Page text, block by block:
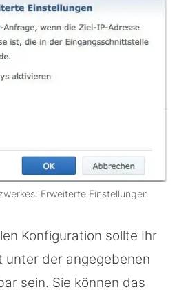
Erweiterte Einstellungen
Konfiguration sollte Ihr
unter der angegebenen
sein. Sie können das